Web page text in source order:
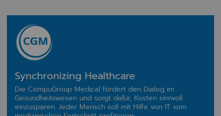
Synchronizing Healthcare
Die CompuGroup Medical fördert den Dialog im
Gesundheitswesen und sorgt dafür, Kosten sinnvoll
einzusparen. Jeder Mensch soll mit Hilfe von IT vom